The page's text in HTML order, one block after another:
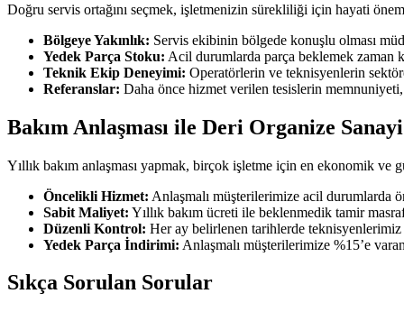
Doğru servis ortağını seçmek, işletmenizin sürekliliği için hayati
Bölgeye Yakınlık: Servis ekibinin bölgede konuşlu olması
Yedek Parça Stoku: Acil durumlarda parça beklemek zaman
Teknik Ekip Deneyimi: Operatörlerin ve teknisyenlerin
Referanslar: Daha önce hizmet verilen tesislerin
Bakım Anlaşması ile Deri Organize
Yıllık bakım anlaşması yapmak, birçok işletme için en ekonomik
Öncelikli Hizmet: Anlaşmalı müşterilerimize acil durumlarda
Sabit Maliyet: Yıllık bakım ücreti ile beklenmedik tamir
Düzenli Kontrol: Her ay belirlenen tarihlerde teknisyenlerimiz
Yedek Parça İndirimi: Anlaşmalı müşterilerimize %15’e
Sıkça Sorulan Sorular